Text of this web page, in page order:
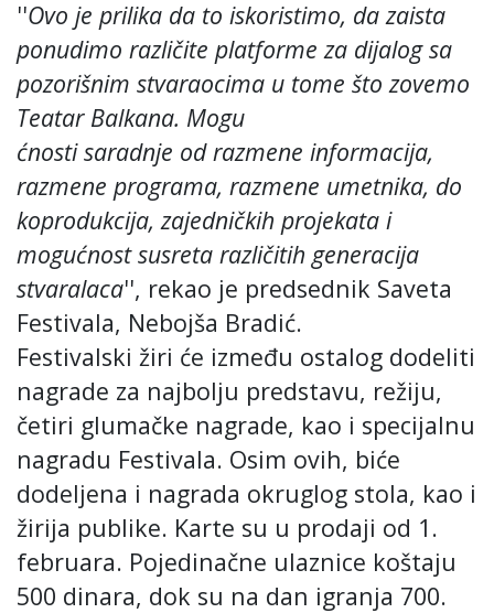
''Ovo je prilika da to iskoristimo, da zaista
ponudimo različite platforme za dijalog sa
pozorišnim stvaraocima u tome što zovemo
Teatar Balkana. Mogu
ćnosti saradnje od razmene informacija,
razmene programa, razmene umetnika, do
koprodukcija, zajedničkih projekata i
mogućnost susreta različitih generacija
stvaralaca'', rekao je predsednik Saveta
Festivala, Nebojša Bradić.
Festivalski žiri će između ostalog dodeliti
nagrade za najbolju predstavu, režiju,
četiri glumačke nagrade, kao i specijalnu
nagradu Festivala. Osim ovih, biće
dodeljena i nagrada okruglog stola, kao i
žirija publike. Karte su u prodaji od 1.
februara. Pojedinačne ulaznice koštaju
500 dinara, dok su na dan igranja 700.